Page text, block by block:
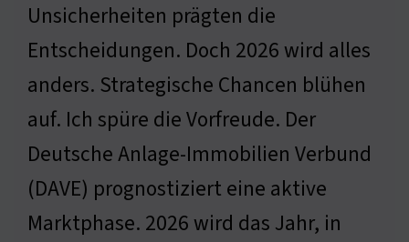
Unsicherheiten prägten die
Entscheidungen. Doch 2026 wird alles
anders. Strategische Chancen blühen
auf. Ich spüre die Vorfreude. Der
Deutsche Anlage-Immobilien Verbund
(DAVE) prognostiziert eine aktive
Marktphase. 2026 wird das Jahr, in